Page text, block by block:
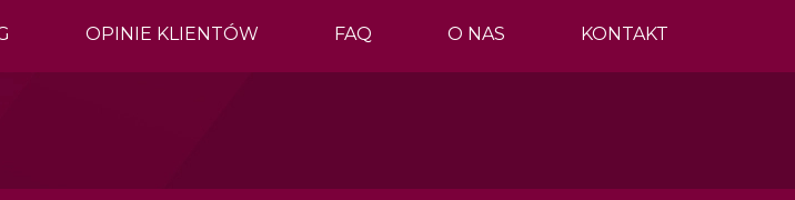
OPINIE KLIENTÓW FAQ O NAS KONTAKT